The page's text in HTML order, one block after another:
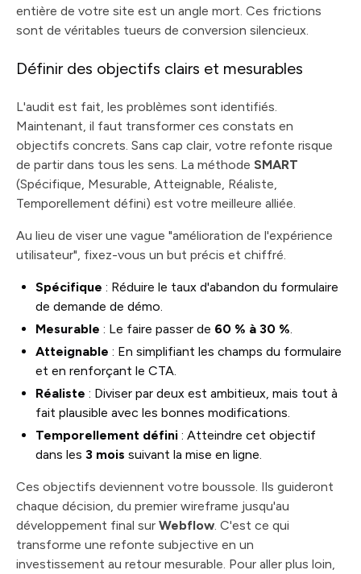
entière de votre site est un angle mort. Ces frictions
sont de véritables tueurs de conversion silencieux.
Définir des objectifs clairs et mesurables
L'audit est fait, les problèmes sont identifiés.
Maintenant, il faut transformer ces constats en
objectifs concrets. Sans cap clair, votre refonte risque
de partir dans tous les sens. La méthode SMART
(Spécifique, Mesurable, Atteignable, Réaliste,
Temporellement défini) est votre meilleure alliée.
Au lieu de viser une vague "amélioration de l'expérience
utilisateur", fixez-vous un but précis et chiffré.
Spécifique : Réduire le taux d'abandon du formulaire
de demande de démo.
Mesurable : Le faire passer de 60 % à 30 %.
Atteignable : En simplifiant les champs du formulaire
et en renforçant le CTA.
Réaliste : Diviser par deux est ambitieux, mais tout à
fait plausible avec les bonnes modifications.
Temporellement défini : Atteindre cet objectif
dans les 3 mois suivant la mise en ligne.
Ces objectifs deviennent votre boussole. Ils guideront
chaque décision, du premier wireframe jusqu'au
développement final sur Webflow. C'est ce qui
transforme une refonte subjective en un
investissement au retour mesurable. Pour aller plus loin,